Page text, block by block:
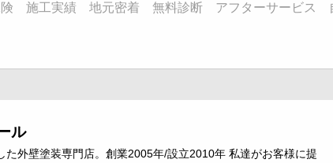
施工実績 地元密着 無料診断 アフターサービス
ル
た外壁塗装専門店。創業2005年/設立2010年 私達がお客様に提